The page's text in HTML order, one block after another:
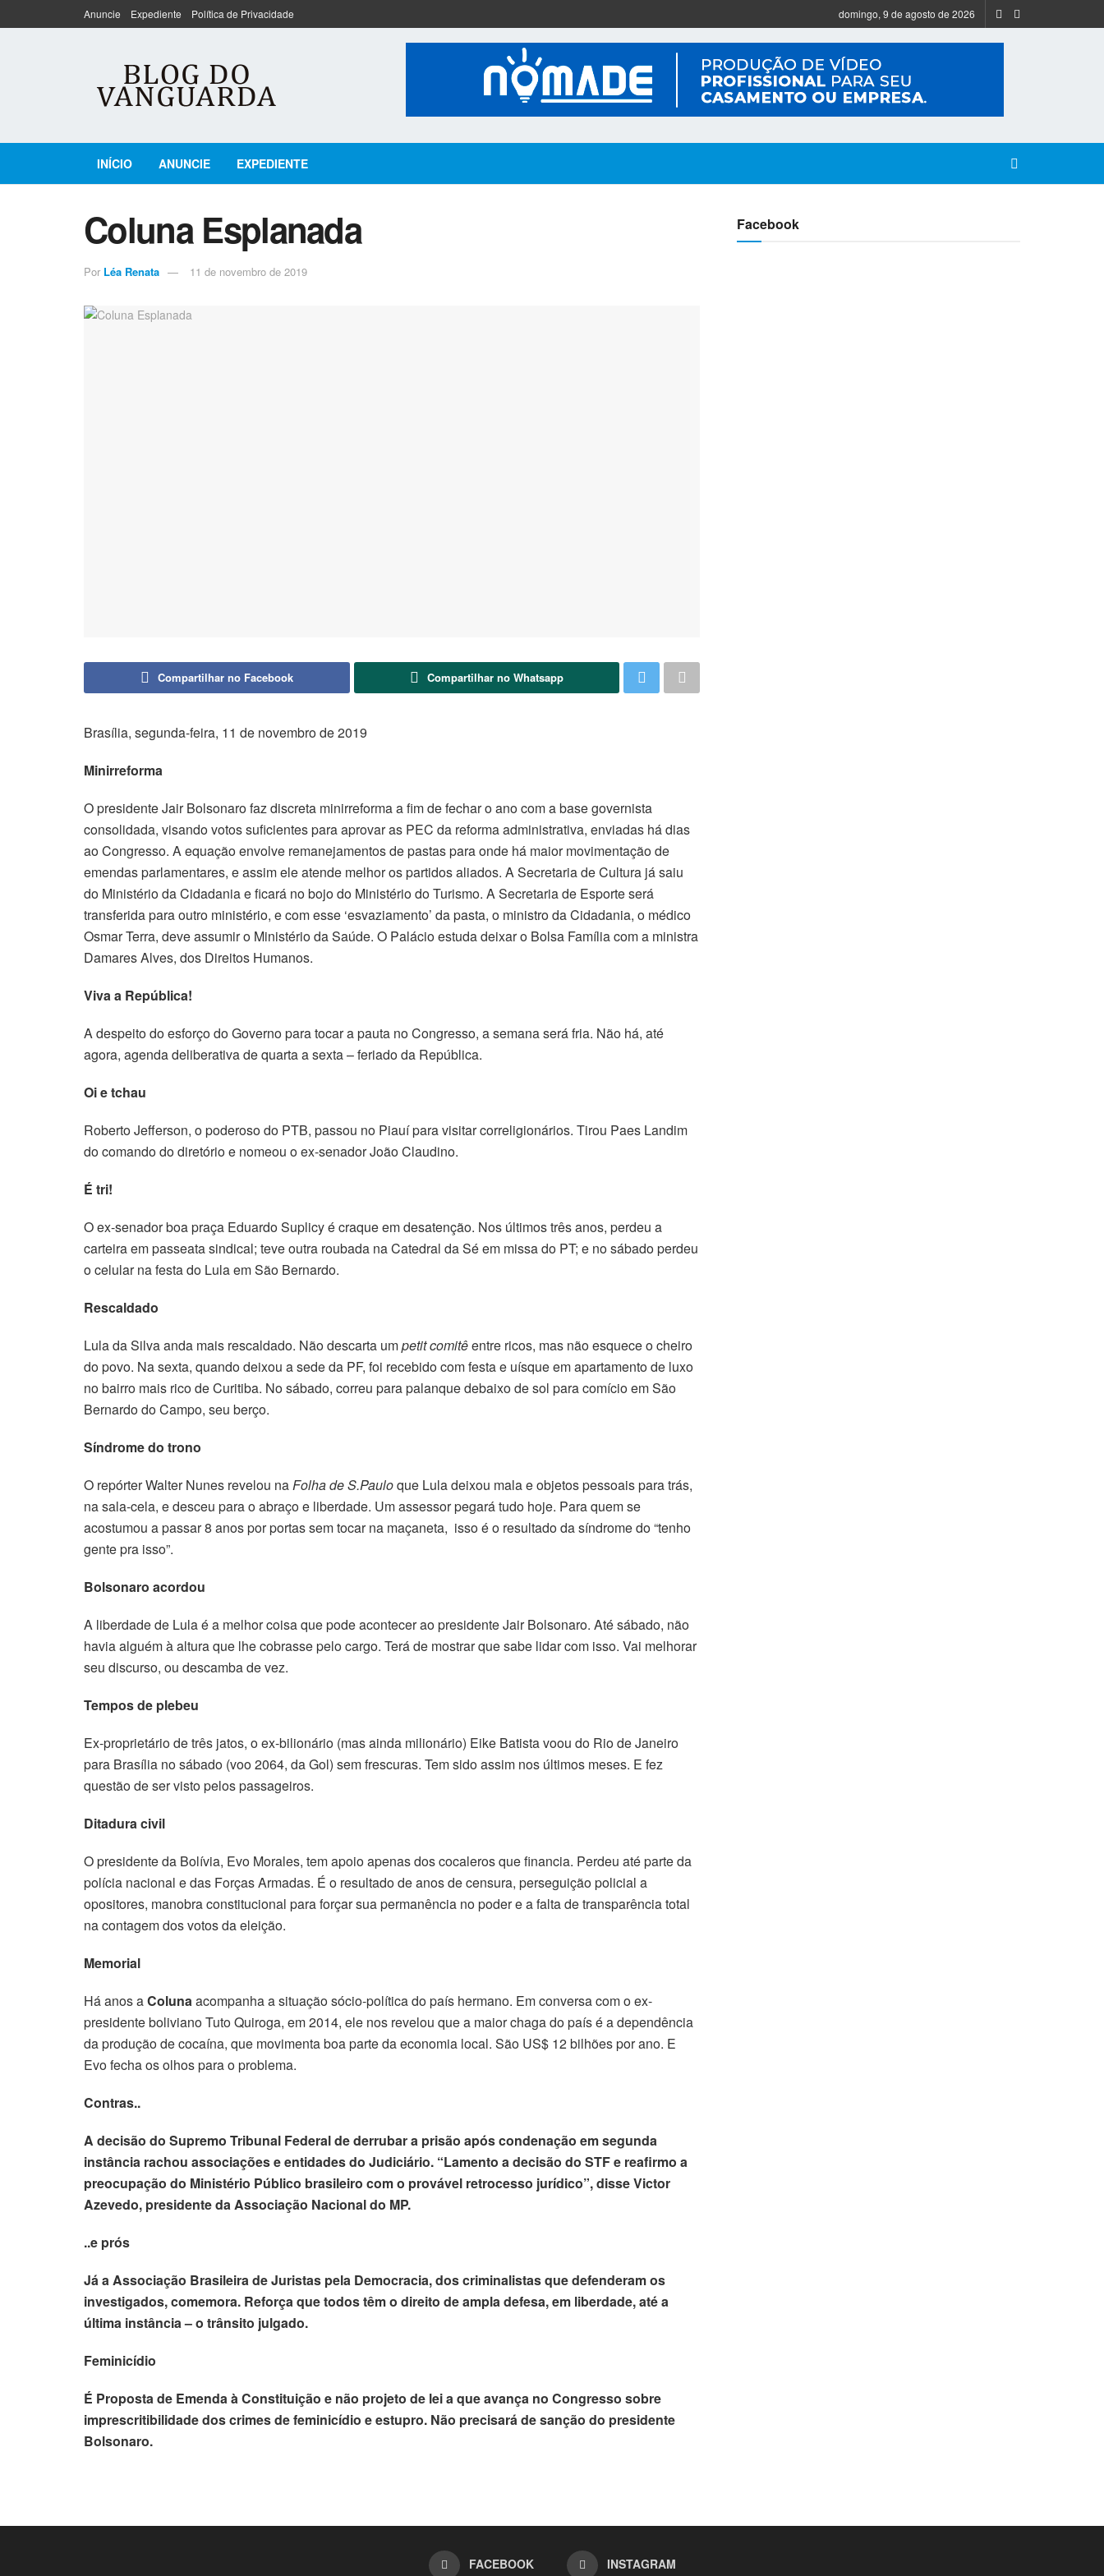
Anuncie Expediente Política de Privacidade domingo, 9 de agosto de 2026
INÍCIO ANUNCIE EXPEDIENTE
Coluna Esplanada
Por Léa Renata 11 de novembro de 2019
Compartilhar no Facebook Compartilhar no Whatsapp
Brasília, segunda-feira, 11 de novembro de 2019
Minirreforma
O presidente Jair Bolsonaro faz discreta minirreforma a fim de fechar o ano com a base governista
consolidada, visando votos suficientes para aprovar as PEC da reforma administrativa, enviadas há dias
ao Congresso. A equação envolve remanejamentos de pastas para onde há maior movimentação de
emendas parlamentares, e assim ele atende melhor os partidos aliados. A Secretaria de Cultura já saiu
do Ministério da Cidadania e ficará no bojo do Ministério do Turismo. A Secretaria de Esporte será
transferida para outro ministério, e com esse ‘esvaziamento’ da pasta, o ministro da Cidadania, o médico
Osmar Terra, deve assumir o Ministério da Saúde. O Palácio estuda deixar o Bolsa Família com a ministra
Damares Alves, dos Direitos Humanos.
Viva a República!
A despeito do esforço do Governo para tocar a pauta no Congresso, a semana será fria. Não há, até
agora, agenda deliberativa de quarta a sexta – feriado da República.
Oi e tchau
Roberto Jefferson, o poderoso do PTB, passou no Piauí para visitar correligionários. Tirou Paes Landim
do comando do diretório e nomeou o ex-senador João Claudino.
É tri!
O ex-senador boa praça Eduardo Suplicy é craque em desatenção. Nos últimos três anos, perdeu a
carteira em passeata sindical; teve outra roubada na Catedral da Sé em missa do PT; e no sábado perdeu
o celular na festa do Lula em São Bernardo.
Rescaldado
Lula da Silva anda mais rescaldado. Não descarta umpetit comitêentre ricos, mas não esquece o cheiro
do povo. Na sexta, quando deixou a sede da PF, foi recebido com festa e uísque em apartamento de luxo
no bairro mais rico de Curitiba. No sábado, correu para palanque debaixo de sol para comício em São
Bernardo do Campo, seu berço.
Síndrome do trono
O repórter Walter Nunes revelou naFolha de S.Pauloque Lula deixou mala e objetos pessoais para trás,
na sala-cela, e desceu para o abraço e liberdade. Um assessor pegará tudo hoje. Para quem se
acostumou a passar 8 anos por portas sem tocar na maçaneta, isso é o resultado da síndrome do “tenho
gente pra isso”.
Bolsonaro acordou
A liberdade de Lula é a melhor coisa que pode acontecer ao presidente Jair Bolsonaro. Até sábado, não
havia alguém à altura que lhe cobrasse pelo cargo. Terá de mostrar que sabe lidar com isso. Vai melhorar
seu discurso, ou descamba de vez.
Tempos de plebeu
Ex-proprietário de três jatos, o ex-bilionário (mas ainda milionário) Eike Batista voou do Rio de Janeiro
para Brasília no sábado (voo 2064, da Gol) sem frescuras. Tem sido assim nos últimos meses. E fez
questão de ser visto pelos passageiros.
Ditadura civil
O presidente da Bolívia, Evo Morales, tem apoio apenas dos cocaleros que financia. Perdeu até parte da
polícia nacional e das Forças Armadas. É o resultado de anos de censura, perseguição policial a
opositores, manobra constitucional para forçar sua permanência no poder e a falta de transparência total
na contagem dos votos da eleição.
Memorial
Há anos aColunaacompanha a situação sócio-política do país hermano. Em conversa com o ex-
presidente boliviano Tuto Quiroga, em 2014, ele nos revelou que a maior chaga do país é a dependência
da produção de cocaína, que movimenta boa parte da economia local. São US$ 12 bilhões por ano. E
Evo fecha os olhos para o problema.
Contras..
A decisão do Supremo Tribunal Federal de derrubar a prisão após condenação em segunda
instância rachou associações e entidades do Judiciário. “Lamento a decisão do STF e reafirmo a
preocupação do Ministério Público brasileiro com o provável retrocesso jurídico”, disse Victor
Azevedo, presidente da Associação Nacional do MP.
..e prós
Já a Associação Brasileira de Juristas pela Democracia, dos criminalistas que defenderam os
investigados, comemora. Reforça que todos têm o direito de ampla defesa, em liberdade, até a
última instância – o trânsito julgado.
Feminicídio
É Proposta de Emenda à Constituição e não projeto de lei a que avança no Congresso sobre
imprescritibilidade dos crimes de feminicídio e estupro. Não precisará de sanção do presidente
Bolsonaro.
Facebook
FACEBOOK INSTAGRAM